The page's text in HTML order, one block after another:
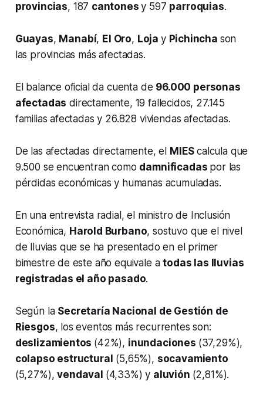
provincias, 187 cantonesy 597 parroquias.
Guayas, Manabí, El Oro, Loja y Pichincha son
las provincias más afectadas.
El balance oficial da cuenta de 96.000 personas
afectadas directamente, 19 fallecidos, 27.145
familias afectadas y 26.828 viviendas afectadas.
De las afectadas directamente, el MIEScalcula que
9.500 se encuentran como damnificadas por las
pérdidas económicas y humanas acumuladas.
En una entrevista radial, el ministro de Inclusión
Económica, Harold Burbano, sostuvo que el nivel
de lluvias que se ha presentado en el primer
bimestre de este año equivale atodas las lluvias
registradas el año pasado.
Según la Secretaría Nacional de Gestión de
Riesgos, los eventos más recurrentes son:
deslizamientos (42%), inundaciones (37,29%),
colapso estructural (5,65%), socavamiento
(5,27%),vendaval (4,33%) y aluvión (2,81%).